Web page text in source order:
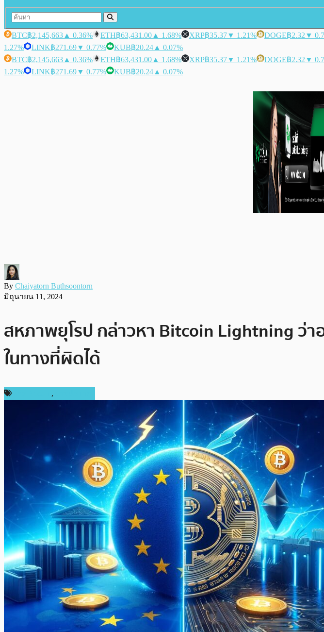
BTC฿2,145,663 ▲ 0.36% ETH฿63,431.00 ▲ 1.68% XRP฿35.37▼ 1.21% DOGE฿2.32 ▼
1.27%
LINK฿271.69▼ 0.77% KUB฿20.24 ▲ 0.07%
BTC฿2,145,663 ▲ 0.36% ETH฿63,431.00 ▲ 1.68% XRP฿35.37▼ 1.21% DOGE฿2.32 ▼
1.27%
LINK฿271.69▼ 0.77% KUB฿20.24 ▲ 0.07%
By Chaiyatorn Buthsoontorn
มิถุนายน 11, 2024
สหภาพยุโรป กล่าวหา Bitcoin Lightning ว่
ในทางที่ผิดได้
,